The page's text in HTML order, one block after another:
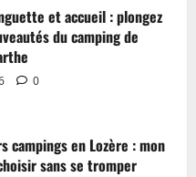
et accueil : plongez
du camping de
0
campings en Lozère : mon
sans se tromper